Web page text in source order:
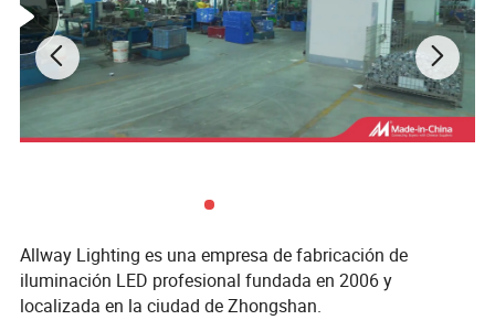
Allway Lighting es una empresa de fabricación de
iluminación LED profesional fundada en 2006 y
localizada en la ciudad de Zhongshan.